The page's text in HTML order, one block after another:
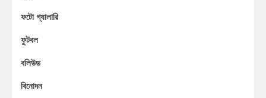
ফটো গ্যালারি
ফুটবল
বলিউড
বিনোদন